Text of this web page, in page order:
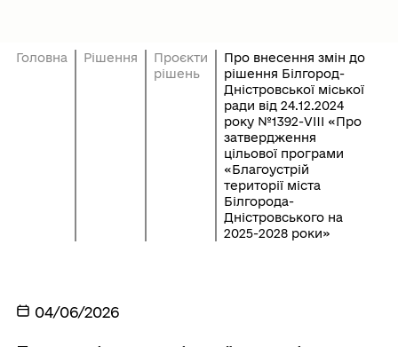
Головна Рішення
Проєкти
рішень
Про внесення змін до
рішення Білгород-
Дністровської міської
ради від 24.12.2024
року №1392-VIIІ «Про
затвердження
цільової програми
«Благоустрій
території міста
Білгорода-
Дністровського на
2025-2028 роки»
04/06/2026